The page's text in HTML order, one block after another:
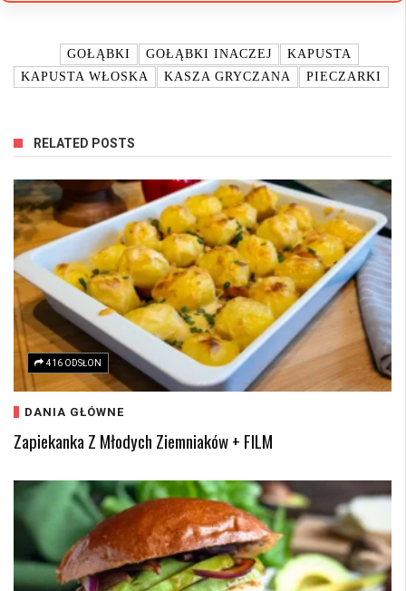
GOŁĄBKI GOŁĄBKI INACZEJ
KAPUSTA
KAPUSTA WŁOSKA
KASZA GRYCZANA PIECZARKI
RELATED POSTS
416 ODSŁON
DANIA GŁÓWNE
Zapiekanka Z Młodych Ziemniaków + FILM